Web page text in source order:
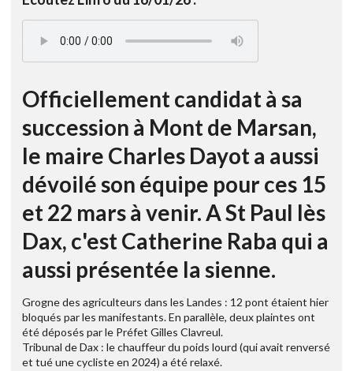
Officiellement candidat à sa
succession à Mont de Marsan,
le maire Charles Dayot a aussi
dévoilé son équipe pour ces 15
et 22 mars à venir. A St Paul lès
Dax, c'est Catherine Raba qui a
aussi présentée la sienne.
Grogne des agriculteurs dans les Landes : 12 pont étaient hier
bloqués par les manifestants. En parallèle, deux plaintes ont
été déposés par le Préfet Gilles Clavreul.
Tribunal de Dax : le chauffeur du poids lourd (qui avait renversé
et tué une cycliste en 2024) a été relaxé.